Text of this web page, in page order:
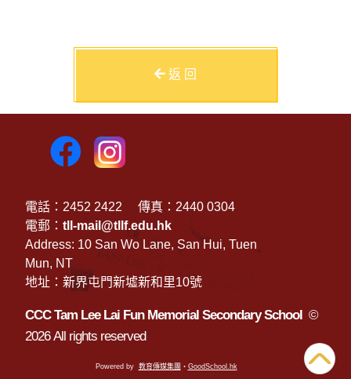
返 回
Address: 10 San Wo Lane, San Hui, Tuen
Mun, NT
地址：新界屯門新墟新和里10號
電話：2452 2422
傳真：2440 0304
電郵： tll-mail@tllf.edu.hk
CCC Tam Lee Lai Fun Memorial Secondary School ©
2026 All rights reserved
Powered by 教育傳媒集團 ‧ GoodSchool.hk